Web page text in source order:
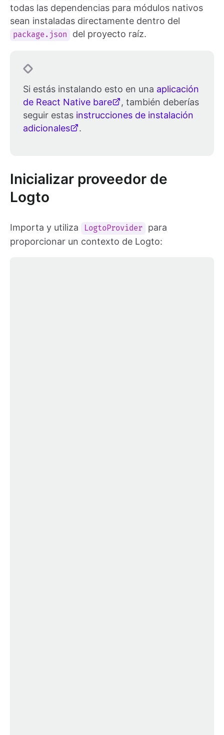
todas las dependencias para módulos nativos
sean instaladas directamente dentro del
package.json del proyecto raíz.
Si estás instalando esto en una aplicación
de React Native bare
, también deberías
seguir estas instrucciones de instalación
adicionales
.
Inicializar proveedor de
Logto
Importa y utiliza LogtoProvider
para
proporcionar un contexto de Logto: